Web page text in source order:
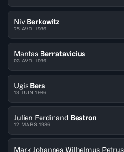
Niv Berkowitz
25 AVR. 1986
Mantas Bernatavicius
03 AVR. 1986
Ugis Bers
13 JUIN 1986
Julien Ferdinand Bestron
12 MARS 1986
Mark Johannes Wilhelmus Petrus